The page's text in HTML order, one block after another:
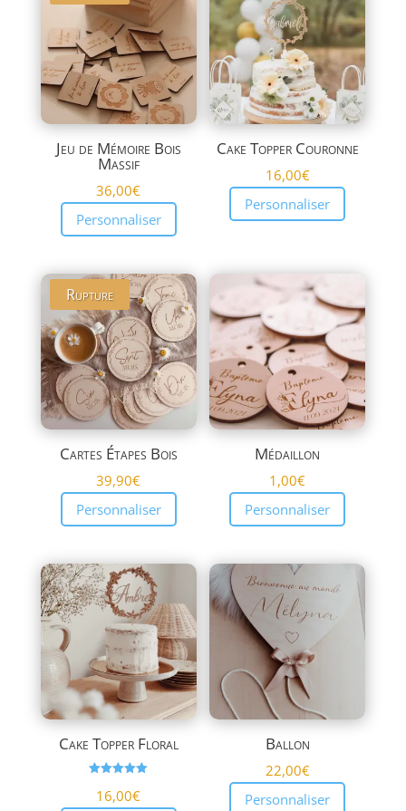
plus
ancien
Jeu de Mémoire Bois
Massif
36,00€
Personnaliser
Cake Topper Couronne
16,00€
Personnaliser
Rupture
Cartes Étapes Bois
39,90€
Personnaliser
Médaillon
1,00€
Personnaliser
Cake Topper Floral
5.00
sur 5
16,00€
Ballon
22,00€
Personnaliser